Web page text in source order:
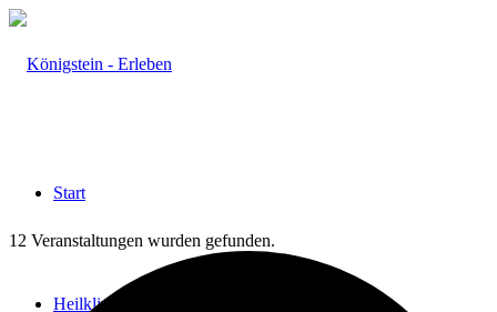
Start
Heilklima
12 Veranstaltungen wurden gefunden.